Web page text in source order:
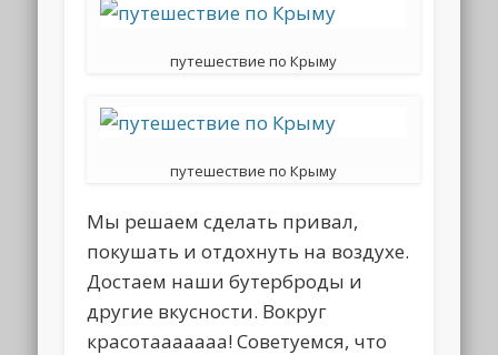
путешествие по Крыму
путешествие по Крыму
Мы решаем сделать привал,
покушать и отдохнуть на воздухе.
Достаем наши бутерброды и
другие вкусности. Вокруг
красотааааааа! Советуемся, что